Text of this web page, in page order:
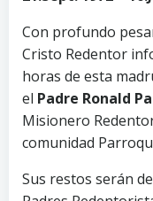
Con profundo
Cristo Redentor
horas de esta
el Padre Ronald
Misionero
comunidad
Sus restos serán